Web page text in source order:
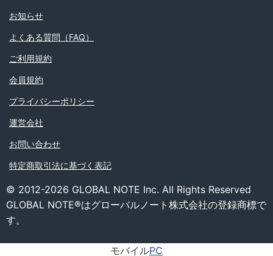
お知らせ
よくある質問（FAQ）
ご利用規約
会員規約
プライバシーポリシー
運営会社
お問い合わせ
特定商取引法に基づく表記
© 2012-2026 GLOBAL NOTE Inc. All Rights Reserved
GLOBAL NOTE®はグローバルノート株式会社の登録商標で
す。
モバイルPC